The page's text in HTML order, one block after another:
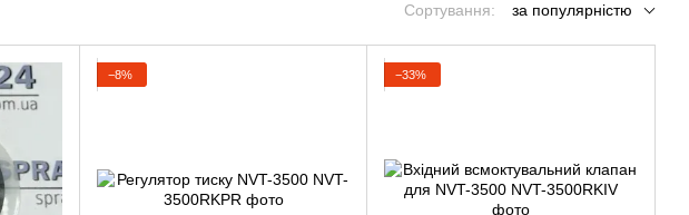
Сортування: за популярністю
−8% −33%